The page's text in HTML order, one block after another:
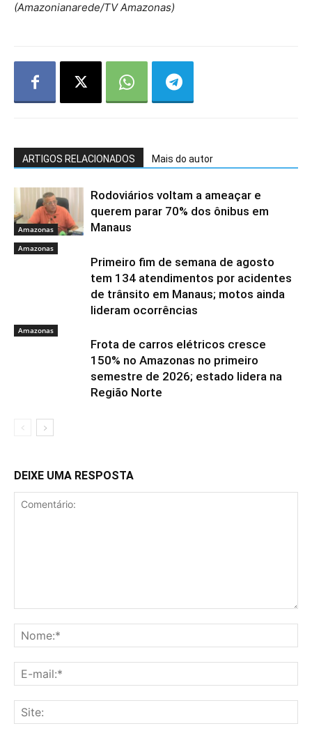
(Amazonianarede/TV Amazonas)
ARTIGOS RELACIONADOS Mais do autor
Amazonas
Rodoviários voltam a ameaçar e
querem parar 70% dos ônibus em
Manaus
Amazonas
Primeiro fim de semana de agosto
tem 134 atendimentos por acidentes
de trânsito em Manaus; motos ainda
lideram ocorrências
Amazonas
Frota de carros elétricos cresce
150% no Amazonas no primeiro
semestre de 2026; estado lidera na
Região Norte
DEIXE UMA RESPOSTA